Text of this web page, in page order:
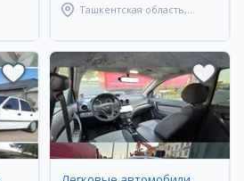
Ташкентская область,